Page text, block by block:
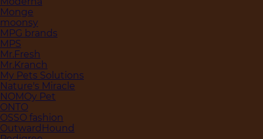
Monge
moonsy
MPG brands
MPS
Mr.Fresh
Mr.Kranch
My Pets Solutions
Nature's Miracle
NOMOy Pet
ONTO
OSSO fashion
OutwardHound